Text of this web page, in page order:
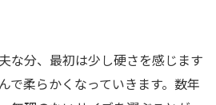
な分、最初は少し硬さを感じます
で柔らかくなっていきます。数年